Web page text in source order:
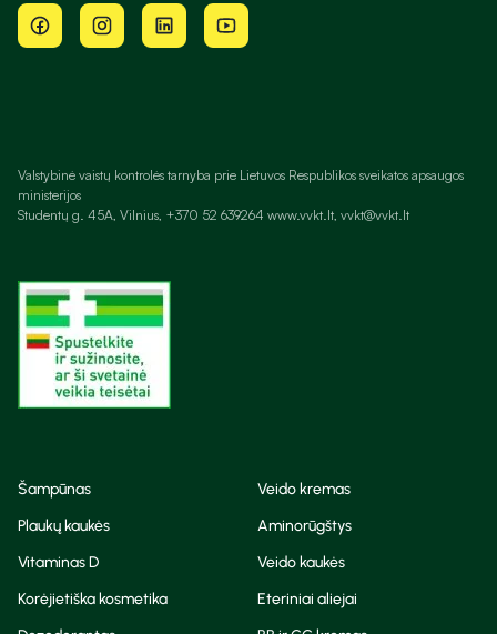
Valstybinė vaistų kontrolės tarnyba prie Lietuvos Respublikos sveikatos apsaugos
ministerijos
Studentų g. 45A, Vilnius, +370 52 639264 www.vvkt.lt, vvkt@vvkt.lt
Šampūnas
Veido kremas
Plaukų kaukės
Aminorūgštys
Vitaminas D
Veido kaukės
Korėjietiška kosmetika
Eteriniai aliejai